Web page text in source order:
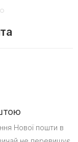
Нової пошти в